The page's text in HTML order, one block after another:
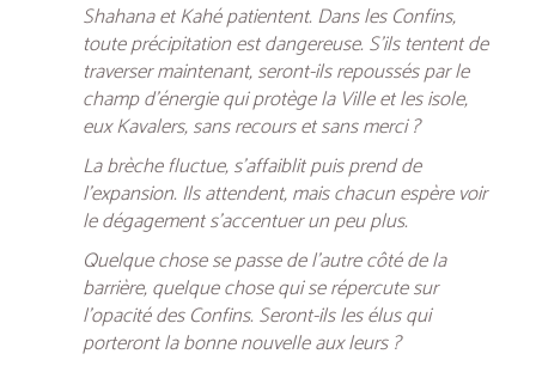
Shahana et Kahé patientent. Dans les Confins,
toute précipitation est dangereuse. S’ils tentent de
traverser maintenant, seront-ils repoussés par le
champ d’énergie qui protège la Ville et les isole,
eux Kavalers, sans recours et sans merci ?
La brèche fluctue, s’affaiblit puis prend de
l’expansion. Ils attendent, mais chacun espère voir
le dégagement s’accentuer un peu plus.
Quelque chose se passe de l’autre côté de la
barrière, quelque chose qui se répercute sur
l’opacité des Confins. Seront-ils les élus qui
porteront la bonne nouvelle aux leurs ?